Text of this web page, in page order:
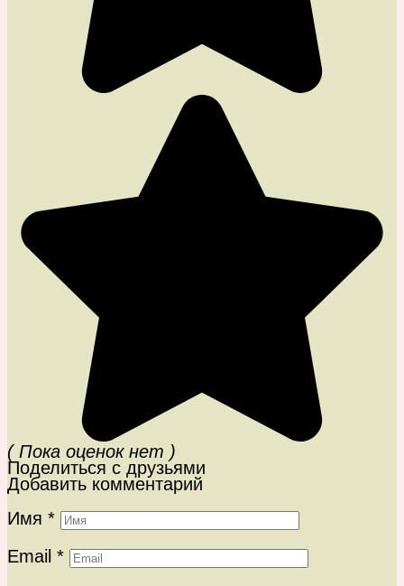
( Пока оценок нет )
Поделиться с друзьями
Добавить комментарий
Имя *
Email *